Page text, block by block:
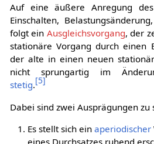
Auf eine äußere Anregung
Einschalten,
folgt ein Ausgleichsvorgang, der
stationäre Vorgang durch einen
der alte in einen neuen
nicht sprungartig im
stetig.[5]
Dabei sind zwei Ausprägungen zu
Es stellt sich ein aperiodischer
eines Durchsatzes ruhend